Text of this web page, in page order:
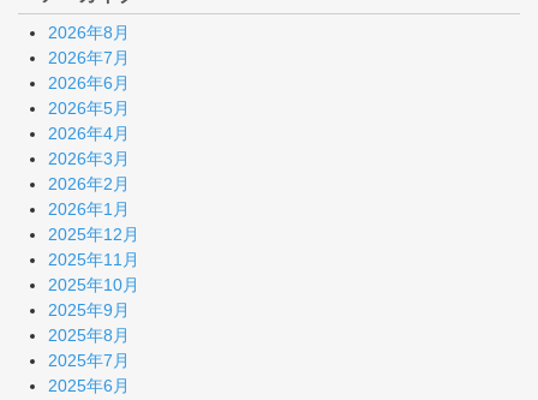
2026年8月
2026年7月
2026年6月
2026年5月
2026年4月
2026年3月
2026年2月
2026年1月
2025年12月
2025年11月
2025年10月
2025年9月
2025年8月
2025年7月
2025年6月